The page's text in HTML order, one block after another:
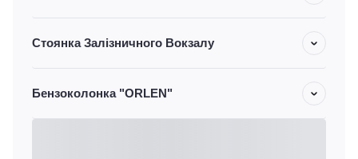
Стоянка Залізничного Вокзалу
Бензоколонка "ORLEN"